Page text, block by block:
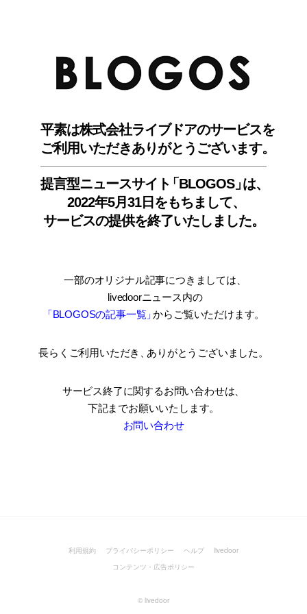
平素は株式会社ライブドアのサービスを
ご利用いただきありがとうございます。
提言型ニュースサイ ト「BLOGOS」は、
2022年5月31日をもちまして、
サービスの提供を終了いたしました。
一部のオリジナル記事につきましては
livedoorニュース内の
「BLOGOSの記事一覧」からご覧いただけます。
長らくご利用いただき ありがとうございました。
サービス終了に関するお問い合わせは、
下記までお願いいたします。
お問い合わせ
利用規約 プライバシーポリシー ヘルプ
livedoor
コンテンツ・広告ポリシー
© livedoor